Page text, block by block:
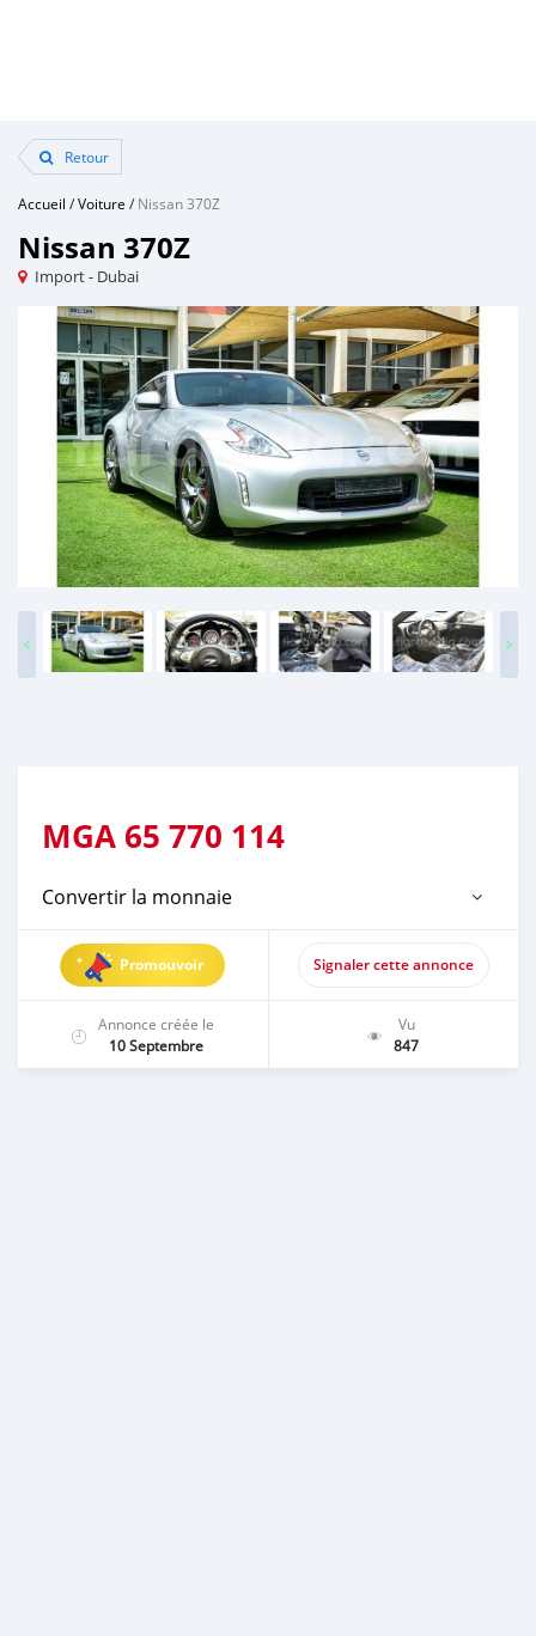
Retour
Accueil /Voiture /Nissan 370Z
Nissan 370Z
Import - Dubai
MGA 65 770 114
Convertir la monnaie
Promouvoir Signaler cette annonce
Annonce créée le
10 Septembre
Vu
847